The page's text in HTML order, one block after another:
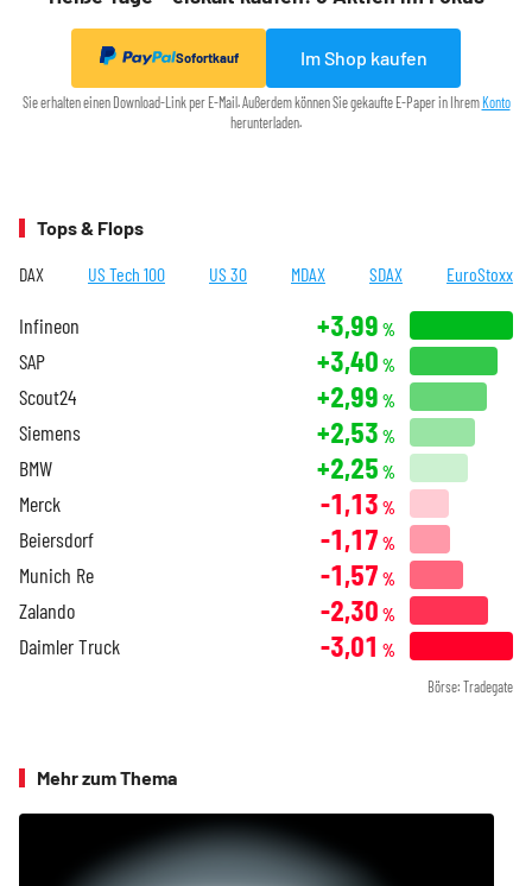
Sofortkauf Im Shop kaufen
Sie erhalten einen Download-Link per E-Mail. Außerdem können Sie gekaufte E-Paper in IhremKonto
herunterladen.
Tops & Flops
DAX US Tech 100 US 30 MDAX SDAX EuroStoxx
Infineon +3,99 %
SAP +3,40 %
Scout24 +2,99 %
Siemens +2,53 %
BMW +2,25 %
Merck -1,13 %
Beiersdorf -1,17 %
Munich Re -1,57 %
Zalando -2,30 %
Daimler Truck -3,01 %
Börse: Tradegate
Mehr zum Thema